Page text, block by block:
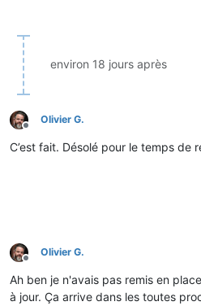
environ 18 jours après
Hors-ligne
Olivier G.
C’est fait. Désolé pour le temps de
Hors-ligne
Olivier G.
Ah ben je n'avais pas remis en
à jour. Ça arrive dans les toutes